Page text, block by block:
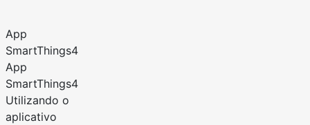
App
SmartThings4
App
SmartThings4
Utilizando o
aplicativo